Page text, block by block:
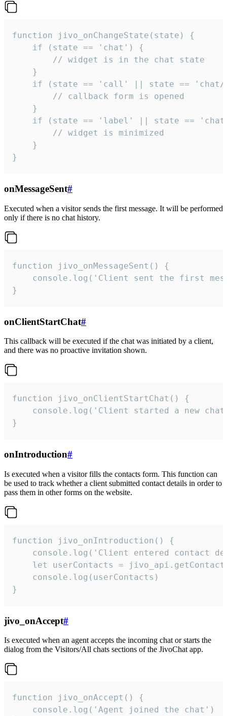
function jivo_onChangeState(state) {
    if (state == 'chat') {
        // widget is in the chat state
    }
if (state == 'call' || state ==
        // callback form is opened
    }
if (state == 'label' || state ==
        // widget is minimized
    }
}
onMessageSent#
Executed when a visitor sends the first message. It will be performed
only if there is no chat history.
function jivo_onMessageSent() {
console.log('Client sent the first
}
onClientStartChat#
This callback will be executed if the chat was initiated by a client,
and there was no proactive invitation shown.
function jivo_onClientStartChat() {
console.log('Client started a new
}
onIntroduction#
Is executed when a visitor fills the contacts form. This function can
be used to track whether a client submitted contact details in order to
pass them in other forms on the website.
function jivo_onIntroduction() {
console.log('Client entered contact
let userContacts =
    console.log(userContacts)
}
jivo_onAccept#
Is executed when an agent accepts the incoming chat or starts the
dialog from the Visitors/All chats sections of the JivoChat app.
function jivo_onAccept() {